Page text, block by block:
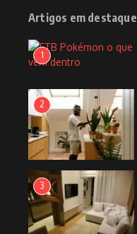
Artigos em destaque
1
2
3